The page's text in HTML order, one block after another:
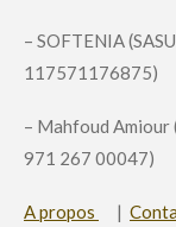
– SOFTENIA
117571176875)
– Mahfoud Amiour
971 267 00047)
A propos |